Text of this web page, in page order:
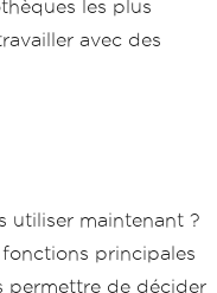
les plus
avec des
utiliser maintenant ?
principales
permettre de décider